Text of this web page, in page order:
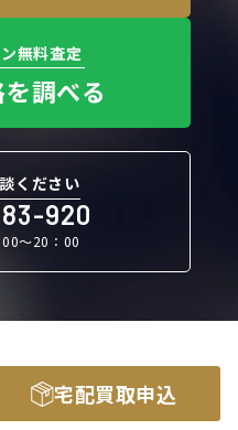
無料査定
調べる
ください
920
〜20：00
テム一覧
宅配買取申込